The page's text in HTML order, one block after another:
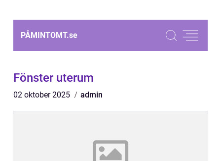
PÅMINTOMT.se
Fönster uterum
02 oktober 2025 admin